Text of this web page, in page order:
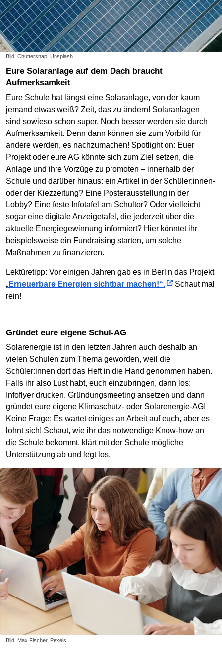
Bild: Chuttersnap, Unsplash
Eure Solaranlage auf dem Dach braucht
Aufmerksamkeit
Eure Schule hat längst eine Solaranlage, von der kaum
jemand etwas weiß? Zeit, das zu ändern! Solaranlagen
sind sowieso schon super. Noch besser werden sie durch
Aufmerksamkeit. Denn dann können sie zum Vorbild für
andere werden, es nachzumachen! Spotlight on: Euer
Projekt oder eure AG könnte sich zum Ziel setzen, die
Anlage und ihre Vorzüge zu promoten – innerhalb der
Schule und darüber hinaus: ein Artikel in der Schüler:innen-
oder der Kiezzeitung? Eine Posterausstellung in der
Lobby? Eine feste Infotafel am Schultor? Oder vielleicht
sogar eine digitale Anzeigetafel, die jederzeit über die
aktuelle Energiegewinnung informiert? Hier könntet ihr
beispielsweise ein Fundraising starten, um solche
Maßnahmen zu finanzieren.
Lektüretipp: Vor einigen Jahren gab es in Berlin das Projekt
„Erneuerbare Energien sichtbar machen!“.
Schaut mal
rein!
Bild: Max Fischer, Pexels
Gründet eure eigene Schul-AG
Solarenergie ist in den letzten Jahren auch deshalb an
vielen Schulen zum Thema geworden, weil die
Schüler:innen dort das Heft in die Hand genommen haben.
Falls ihr also Lust habt, euch einzubringen, dann los:
Infoflyer drucken, Gründungsmeeting ansetzen und dann
gründet eure eigene Klimaschutz- oder Solarenergie-AG!
Keine Frage: Es wartet einiges an Arbeit auf euch, aber es
lohnt sich! Schaut, wie ihr das notwendige Know-how an
die Schule bekommt, klärt mit der Schule mögliche
Unterstützung ab und legt los.